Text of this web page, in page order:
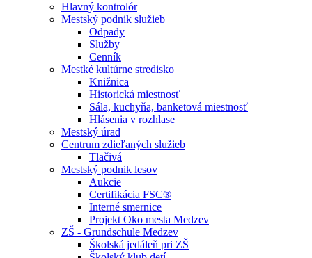
Hlavný kontrolór
Mestský podnik služieb
Odpady
Služby
Cenník
Mestké kultúrne stredisko
Knižnica
Historická miestnosť
Sála, kuchyňa, banketová miestnosť
Hlásenia v rozhlase
Mestský úrad
Centrum zdieľaných služieb
Tlačivá
Mestský podnik lesov
Aukcie
Certifikácia FSC®
Interné smernice
Projekt Oko mesta Medzev
ZŠ - Grundschule Medzev
Školská jedáleň pri ZŠ